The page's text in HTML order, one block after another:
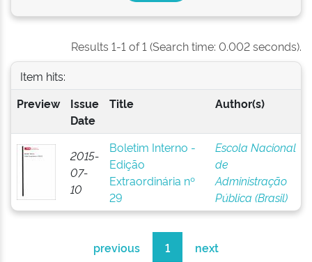
Results 1-1 of 1 (Search time: 0.002 seconds).
Item hits:
Preview
Issue
Date
Title Author(s)
2015-
07-
10
Boletim Interno -
Edição
Extraordinária nº
29
Escola Nacional
de
Administração
Pública (Brasil)
previous 1 next